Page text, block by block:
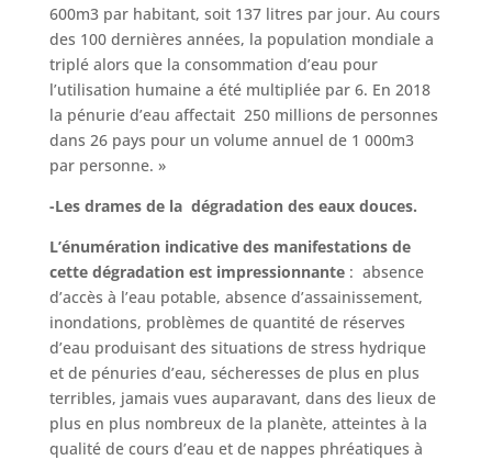
600m3 par habitant, soit 137 litres par jour. Au cours
des 100 dernières années, la population mondiale a
triplé alors que la consommation d’eau pour
l’utilisation humaine a été multipliée par 6. En 2018
la pénurie d’eau affectait 250 millions de personnes
dans 26 pays pour un volume annuel de 1 000m3
par personne. »
-Les drames de la dégradation des eaux douces.
L’énumération indicative des manifestations de
cette dégradation est impressionnante: absence
d’accès à l’eau potable, absence d’assainissement,
inondations, problèmes de quantité de réserves
d’eau produisant des situations de stress hydrique
et de pénuries d’eau, sécheresses de plus en plus
terribles, jamais vues auparavant, dans des lieux de
plus en plus nombreux de la planète, atteintes à la
qualité de cours d’eau et de nappes phréatiques à